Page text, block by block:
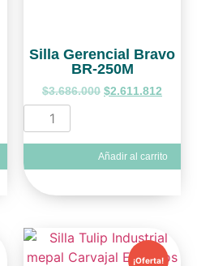
Silla Gerencial Bravo
BR-250M
$3.686.000 $2.611.812
Añadir al carrito
¡Oferta!